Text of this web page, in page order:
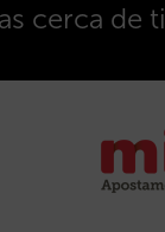
cerca de ti